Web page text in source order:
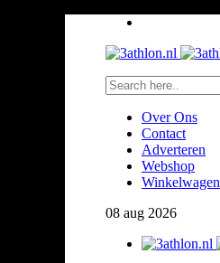
Over Ons
Contact
Adverteren
Webshop
Winkelwagen
08 aug 2026